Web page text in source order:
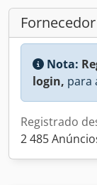
Fornecedor
Nota:
login, para
Registrado
2 485